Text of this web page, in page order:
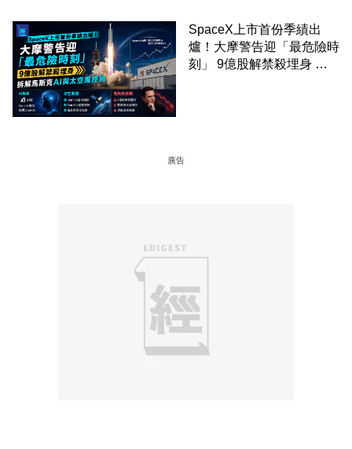
SpaceX上市首份季績出
爐！大摩警告迎「最危險時
刻」 9億股解禁殺埋身 拆
廣告